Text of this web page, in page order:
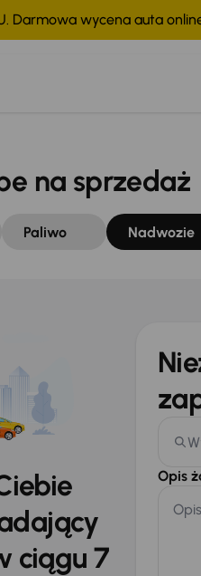
Darmowa wycena auta
na sprzedaż
Paliwo Nadwozie
ciągu 7
Opis